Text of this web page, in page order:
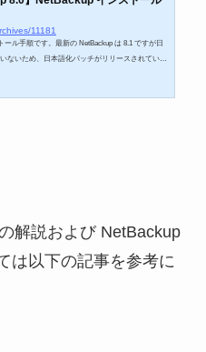
11181
ール手順です。最新の NetBackup は 8.1 ですが日
ないため、日本語化パッチがリリースされている
解説および NetBackup
は以下の記事を参考に